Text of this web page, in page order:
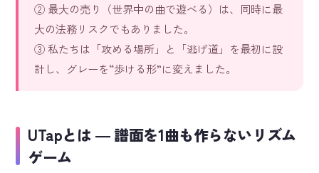
② 最大の売り（世界中の曲で遊べる）は、同時に最
大の法務リスクでもありました。
③ 私たちは「攻める場所」と「逃げ道」を最初に設
計し、グレーを“歩ける形”に変えました。
UTapとは ― 譜面を1曲も作らないリズム
ゲーム